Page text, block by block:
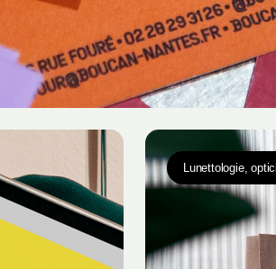
Lunettologie,